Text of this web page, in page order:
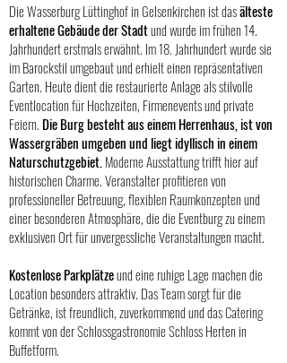
Die Wasserburg Lüttinghof in Gelsenkirchen ist dasälteste
erhaltene Gebäude der Stadtund wurde im frühen 14.
Jahrhundert erstmals erwähnt. Im 18. Jahrhundert wurde sie
im Barockstil umgebaut und erhielt einen repräsentativen
Garten. Heute dient die restaurierte Anlage alsstilvolle
Eventlocationfür Hochzeiten, Firmenevents und private
Feiern. Die Burg besteht aus einem Herrenhaus, ist von
Wassergräben umgeben und liegt idyllisch in einem
Naturschutzgebiet. Moderne Ausstattung trifft hier auf
historischen Charme. Veranstalter profitieren von
professioneller Betreuung, flexiblen Raumkonzepten und
einer besonderen Atmosphäre, die die Eventburg zu einem
exklusiven Ort für unvergessliche Veranstaltungen macht.
Kostenlose Parkplätzeund eine ruhige Lage machen die
Location besonders attraktiv. Das Team sorgt für die
Getränke, ist freundlich, zuverkommend und das Catering
kommt von der Schlossgastronomie Schloss Herten in
Buffetform.